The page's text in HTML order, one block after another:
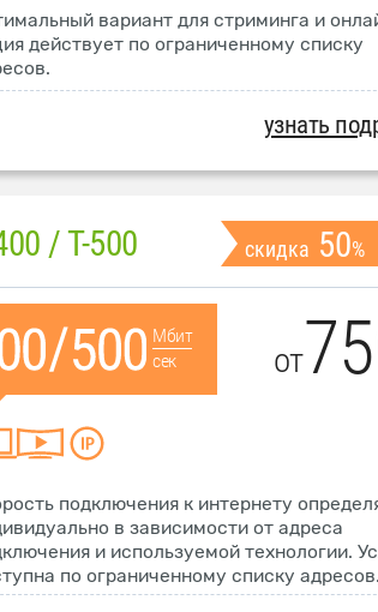
вариант для стриминга и
действует по ограниченному списку
узнать
/ T-500 скидка 50%
Мбит
сек
от
подключения к интернету
в зависимости от адреса
и используемой технологии.
по ограниченному списку адресов.